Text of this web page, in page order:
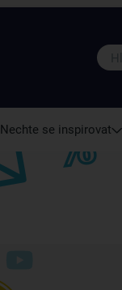
Nechte se inspirovat